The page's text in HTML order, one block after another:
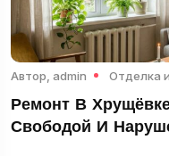
Автор, admin Отделка
Ремонт В
Свободой И